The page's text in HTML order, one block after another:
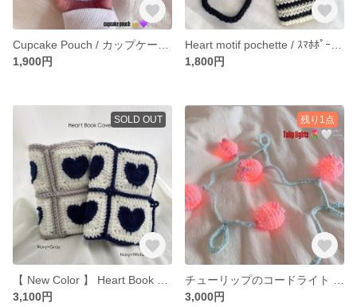
1,900円
1,800円
SOLD OUT
3,100円
残り1点
3,000円